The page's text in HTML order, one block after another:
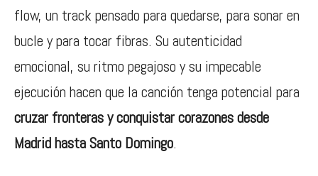
flow, un track pensado para quedarse, para sonar en
bucle y para tocar fibras. Su autenticidad
emocional, su ritmo pegajoso y su impecable
ejecución hacen que la canción tenga potencial para
cruzar fronteras y conquistar corazones desde
Madrid hasta Santo Domingo.